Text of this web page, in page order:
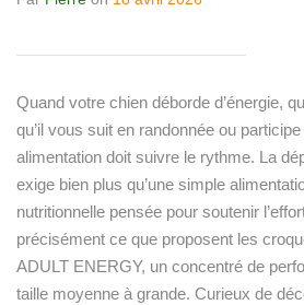
Quand votre chien déborde d’énergie,
qu’il vous suit en randonnée ou
alimentation doit suivre le rythme. La
exige bien plus qu’une simple
nutritionnelle pensée pour soutenir
précisément ce que proposent les
ADULT ENERGY, un concentré de
taille moyenne à grande. Curieux de